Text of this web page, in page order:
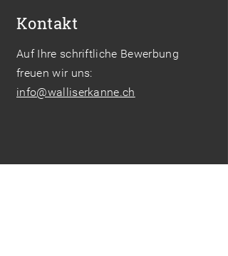
Kontakt
Auf Ihre schriftliche Bewerbung
freuen wir uns:
info@walliserkanne.ch